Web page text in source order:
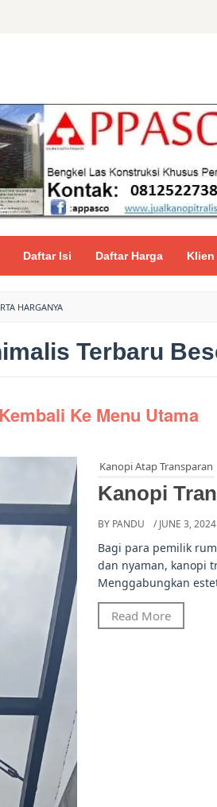
Daftar Isi Daftar Harga Klien
HARGANYA
Terbaru
Kembali Ke Menu Utama
Kanopi Atap Transparan
Kanopi
BY PANDU / JUNE 3, 2024
Bagi para pemilik
dan nyaman, kanopi
Menggabungkan
Read More